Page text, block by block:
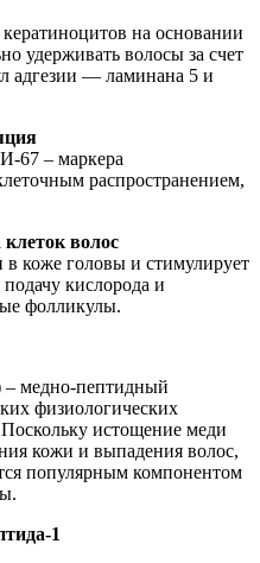
на основании
удерживать волосы за счет
адгезии — ламинана 5 и
67 – маркера
распространением,
волос
коже головы и стимулирует
кислорода и
фолликулы.
медно-пептидный
физиологических
истощение меди
кожи и выпадения волос,
популярным компонентом
1